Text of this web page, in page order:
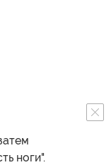
ноги".